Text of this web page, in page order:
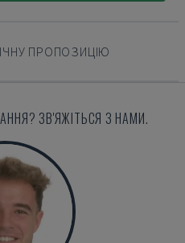
ПРОПОЗИЦІЮ
ЗВ'ЯЖІТЬСЯ З НАМИ.